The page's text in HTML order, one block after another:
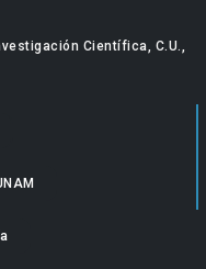
Científica, C.U.,